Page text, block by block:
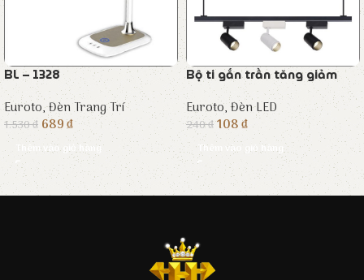
BL – 1328
Euroto,Đèn Trang Trí
1.530₫ 689₫
Thêm vào giỏ hàng
Bộ ti gắn trần tăng giảm
Euroto,Đèn LED
240₫108₫
Thêm vào giỏ hàng